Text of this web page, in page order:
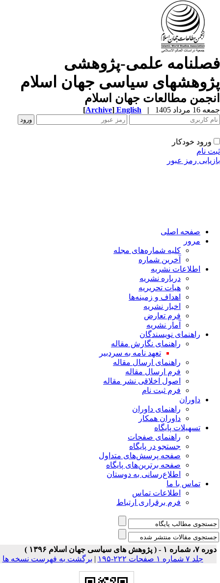
علمی-پژوهشی
سیاسی جهان اسلام
مطالعات جهان اسلام
مرداد 1405 |
English
[Archive]
ورود خودکار
نام
رمز عبور
صفحه اصلی
مرور
کلیه شماره‌های مجله
آخرین شماره
اطلاعات نشریه
درباره نشریه
هیات تحریریه
اهداف و زمینه‌ها
اخبار نشریه
فرم تعارض
آمار نشریه
راهنمای نویسندگان
راهنمای نگارش مقاله
تعهد نامه به سردبیر
راهنمای ارسال مقاله
فرم ارسال مقاله
اصول اخلاقی نشر مقاله
فرم ثبت نام
داوران
راهنمای داوران
داوران همکار
تسهیلات پایگاه
راهنمای صفحات
جستجو در پایگاه
صفحه پرسش‌های متداول
صفحه برترین‌های پایگاه
اطلاع‌رسانی به دوستان
تماس با ما
اطلاعات تماس
فرم برقراری ارتباط
۱ - ( پژوهش های سیاسی جهان اسلام ۱۳۹۶ )
جلد ۷ شماره ۱ صفحات ۲۲۲-۱۹۵
| برگشت به فهرست نسخه ها